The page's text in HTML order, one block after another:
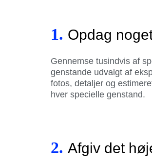
1. Opdag
Gennemse tusindvis af
genstande udvalgt af
fotos, detaljer og
hver specielle genstand.
2. Afgiv det